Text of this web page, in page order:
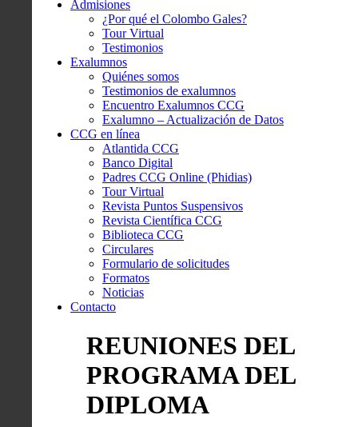
Admisiones
¿Por qué el Colombo Gales?
Tour Virtual
Testimonios
Exalumnos
Quiénes somos
Testimonios de exalumnos
Encuentro Exalumnos CCG
Exalumno – Actualización de Datos
CCG en línea
Atlantida CCG
Banco Digital
Padres CCG Online (Phidias)
Tour Virtual
Revista Puntos Suspensivos
Revista Científica CCG
Biblioteca CCG
Circulares
Formulario de solicitudes
Formatos
Noticias
Contacto
REUNIONES DEL
PROGRAMA DEL
DIPLOMA